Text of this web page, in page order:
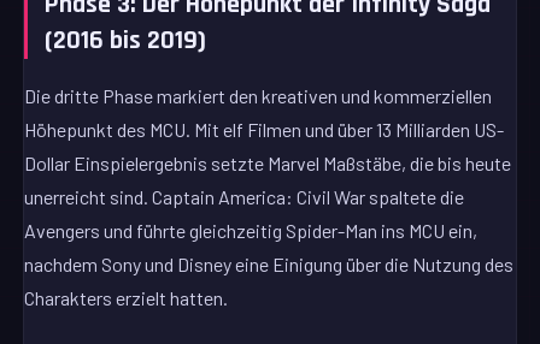
(2016 bis 2019)
Die dritte Phase markiert den kreativen und kommerziellen
Höhepunkt des MCU. Mit elf Filmen und über 13 Milliarden US-
Dollar Einspielergebnis setzte Marvel Maßstäbe, die bis heute
unerreicht sind. Captain America: Civil War spaltete die
Avengers und führte gleichzeitig Spider-Man ins MCU ein,
nachdem Sony und Disney eine Einigung über die Nutzung des
Charakters erzielt hatten.